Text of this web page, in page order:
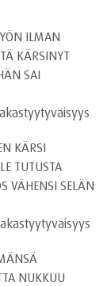
ILMAN
KÄRSINYT
SAI
KÄRSI
TUTUSTA
VÄHENSI SELÄN
NUKKUU